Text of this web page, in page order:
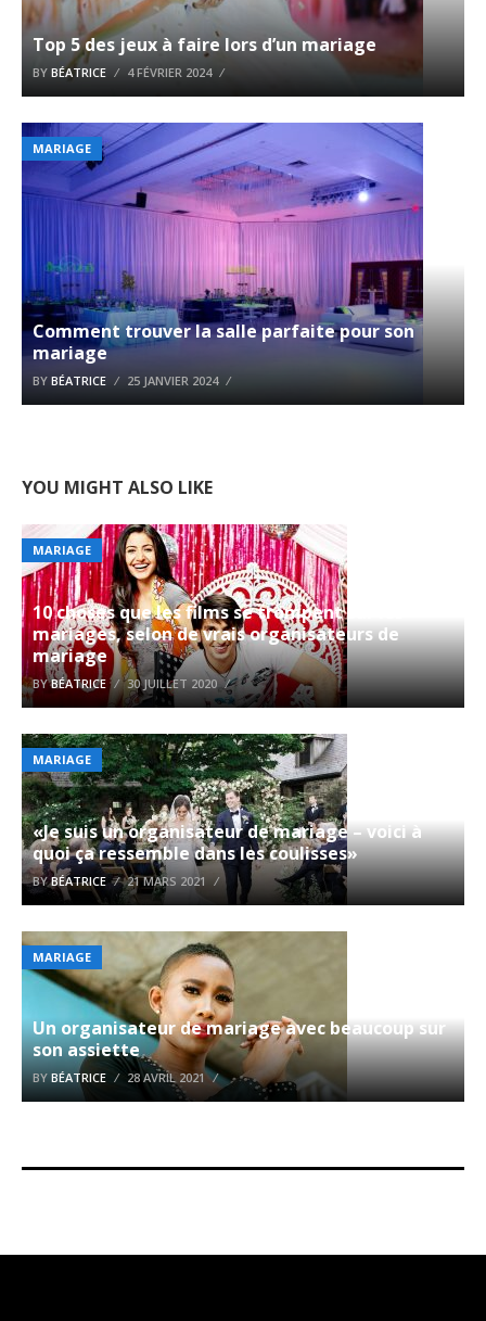
Top 5 des jeux à faire lors d’un mariage
BY BÉATRICE 4 FÉVRIER 2024
MARIAGE
Comment trouver la salle parfaite pour son
mariage
BY BÉATRICE 25 JANVIER 2024
YOU MIGHT ALSO LIKE
MARIAGE
10 choses que les films se trompent sur les
mariages, selon de vrais organisateurs de
mariage
BYBÉATRICE 30 JUILLET 2020
MARIAGE
«Je suis un organisateur de mariage – voici à
quoi ça ressemble dans les coulisses»
BYBÉATRICE 21 MARS 2021
MARIAGE
Un organisateur de mariage avec beaucoup sur
son assiette
BYBÉATRICE 28 AVRIL 2021